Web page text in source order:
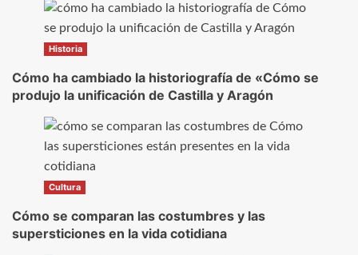
Historia
Cómo ha cambiado la historiografía de «Cómo se
produjo la unificación de Castilla y Aragón
Cultura
Cómo se comparan las costumbres y las
supersticiones en la vida cotidiana